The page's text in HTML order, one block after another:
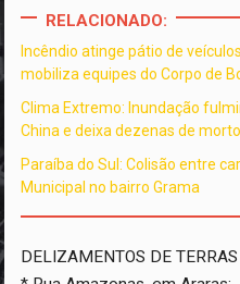
RELACIONADO:
Incêndio atinge pátio de
mobiliza equipes do Corpo de
Clima Extremo: Inundação
China e deixa dezenas de
Paraíba do Sul: Colisão entre
Municipal no bairro Grama
DELIZAMENTOS DE